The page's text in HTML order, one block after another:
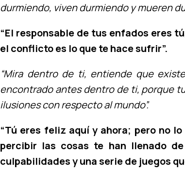
durmiendo, viven durmiendo y mueren
“El responsable de tus enfados eres
el conflicto es lo que te hace sufrir”.
“Mira dentro de ti, entiende que
encontrado antes dentro de ti, porque
ilusiones con respecto al mundo”.
“Tú eres feliz aquí y ahora; pero no
percibir las cosas te han llenado
culpabilidades y una serie de juegos